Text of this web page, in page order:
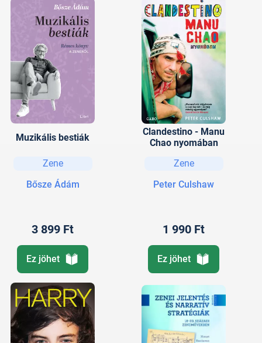
Muzikális bestiák
Zene
Bősze Ádám
3 899 Ft
Ez jöhet
Clandestino - Manu
Chao nyomában
Zene
Peter Culshaw
1 990 Ft
Ez jöhet